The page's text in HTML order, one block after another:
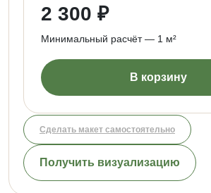
2 300 ₽
Минимальный расчёт — 1 м²
В корзину
Сделать макет самостоятельно
Получить визуализацию